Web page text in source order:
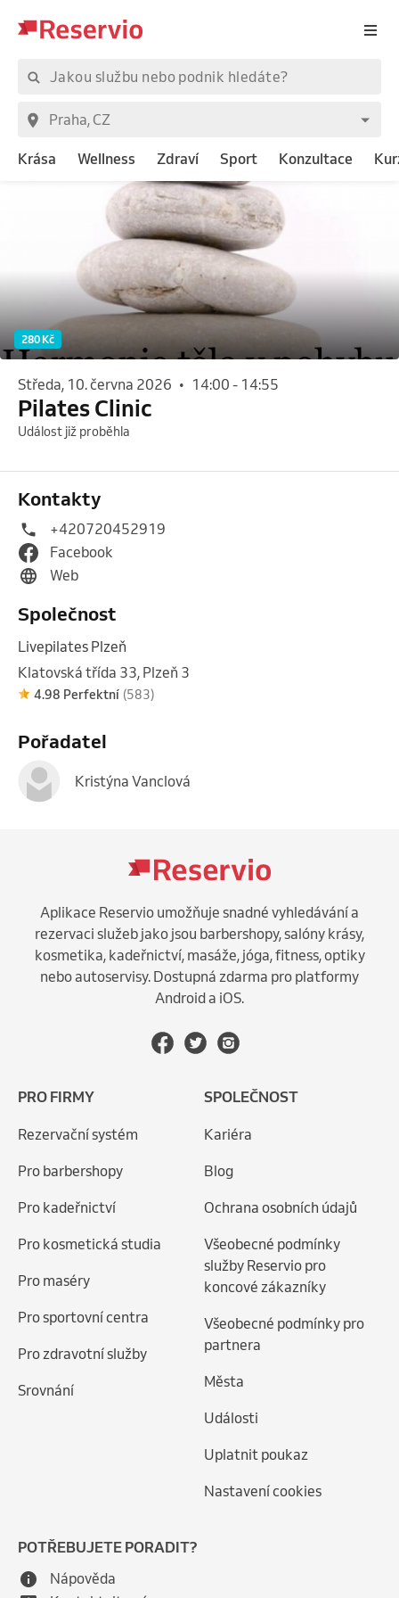
Krása Wellness Zdraví Sport Konzultace
280 Kč
středa, 10. června 2026 • 14:00 - 14:55
Pilates Clinic
Událost již proběhla
Kontakty
+420720452919
Facebook
Web
Společnost
Livepilates Plzeň
Klatovská třída 33, Plzeň 3
4.98 Perfektní (583)
Pořadatel
Kristýna Vanclová
Aplikace Reservio umožňuje snadné vyhledávání a
rezervaci služeb jako jsou barbershopy, salóny krásy,
kosmetika, kadeřnictví, masáže, jóga, fitness, optiky
nebo autoservisy. Dostupná zdarma pro platformy
Android a iOS.
PRO FIRMY
Rezervační systém
Pro barbershopy
Pro kadeřnictví
Pro kosmetická studia
Pro maséry
Pro sportovní centra
Pro zdravotní služby
Srovnání
SPOLEČNOST
Kariéra
Blog
Ochrana osobních údajů
Všeobecné podmínky
služby Reservio pro
koncové zákazníky
Všeobecné podmínky pro
partnera
Města
Události
Uplatnit poukaz
Nastavení cookies
POTŘEBUJETE PORADIT?
Nápověda